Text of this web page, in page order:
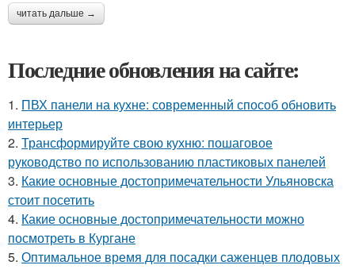
читать дальше →
Последние обновления на сайте:
1. ПВХ панели на кухне: современный способ обновить
интерьер
2. Трансформируйте свою кухню: пошаговое
руководство по использованию пластиковых панелей
3. Какие основные достопримечательности Ульяновска
стоит посетить
4. Какие основные достопримечательности можно
посмотреть в Кургане
5. Оптимальное время для посадки саженцев плодовых